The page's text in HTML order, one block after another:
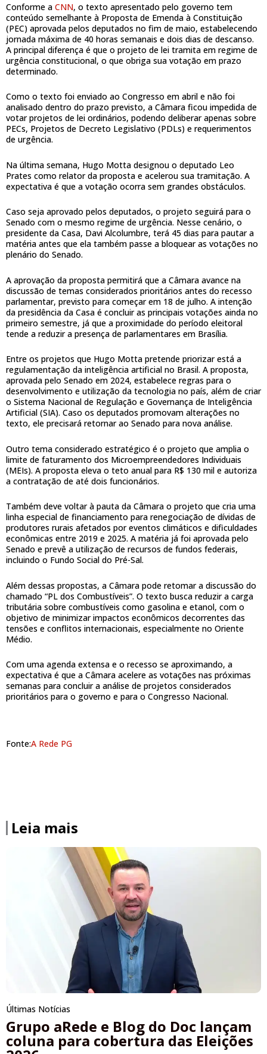
Conforme a CNN, o texto apresentado pelo governo tem
conteúdo semelhante à Proposta de Emenda à Constituição
(PEC) aprovada pelos deputados no fim de maio, estabelecendo
jornada máxima de 40 horas semanais e dois dias de descanso.
A principal diferença é que o projeto de lei tramita em regime de
urgência constitucional, o que obriga sua votação em prazo
determinado.
Como o texto foi enviado ao Congresso em abril e não foi
analisado dentro do prazo previsto, a Câmara ficou impedida de
votar projetos de lei ordinários, podendo deliberar apenas sobre
PECs, Projetos de Decreto Legislativo (PDLs) e requerimentos
de urgência.
Na última semana, Hugo Motta designou o deputado Leo
Prates como relator da proposta e acelerou sua tramitação. A
expectativa é que a votação ocorra sem grandes obstáculos.
Caso seja aprovado pelos deputados, o projeto seguirá para o
Senado com o mesmo regime de urgência. Nesse cenário, o
presidente da Casa, Davi Alcolumbre, terá 45 dias para pautar a
matéria antes que ela também passe a bloquear as votações no
plenário do Senado.
A aprovação da proposta permitirá que a Câmara avance na
discussão de temas considerados prioritários antes do recesso
parlamentar, previsto para começar em 18 de julho. A intenção
da presidência da Casa é concluir as principais votações ainda no
primeiro semestre, já que a proximidade do período eleitoral
tende a reduzir a presença de parlamentares em Brasília.
Entre os projetos que Hugo Motta pretende priorizar está a
regulamentação da inteligência artificial no Brasil. A proposta,
aprovada pelo Senado em 2024, estabelece regras para o
desenvolvimento e utilização da tecnologia no país, além de criar
o Sistema Nacional de Regulação e Governança de Inteligência
Artificial (SIA). Caso os deputados promovam alterações no
texto, ele precisará retornar ao Senado para nova análise.
Outro tema considerado estratégico é o projeto que amplia o
limite de faturamento dos Microempreendedores Individuais
(MEIs). A proposta eleva o teto anual para R$ 130 mil e autoriza
a contratação de até dois funcionários.
Também deve voltar à pauta da Câmara o projeto que cria uma
linha especial de financiamento para renegociação de dívidas de
produtores rurais afetados por eventos climáticos e dificuldades
econômicas entre 2019 e 2025. A matéria já foi aprovada pelo
Senado e prevê a utilização de recursos de fundos federais,
incluindo o Fundo Social do Pré-Sal.
Além dessas propostas, a Câmara pode retomar a discussão do
chamado “PL dos Combustíveis”. O texto busca reduzir a carga
tributária sobre combustíveis como gasolina e etanol, com o
objetivo de minimizar impactos econômicos decorrentes das
tensões e conflitos internacionais, especialmente no Oriente
Médio.
Com uma agenda extensa e o recesso se aproximando, a
expectativa é que a Câmara acelere as votações nas próximas
semanas para concluir a análise de projetos considerados
prioritários para o governo e para o Congresso Nacional.
Fonte:A Rede PG
Leia mais
Últimas Notícias
Grupo aRede e Blog do Doc lançam
coluna para cobertura das Eleições